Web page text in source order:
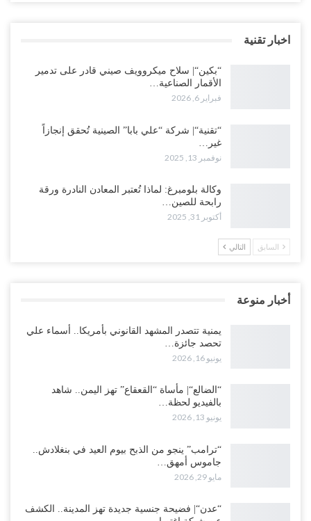
اخبار تقنية
“بكين“| سلاح ميكروويف صيني قادر على تدمير
الأقمار الصناعية…
فبراير 6, 2026
“تقنية“| شركة “علي بابا” الصينية تُحقق إنجازاً
غير…
نوفمبر 13, 2025
وكالة بلومبرغ: لماذا تُعتبر المعادن النادرة ورقة
رابحة للصين…
أكتوبر 31, 2025
السابق التالي
أخبار منوعة
يمنية تتصدر المشهد القانوني بأمريكا.. أسماء علي
تحصد جائزة…
يونيو 16, 2026
“الضالع“| مأساة “القعقاع” تهز اليمن.. شاهد
بالفيديو لحظة…
يونيو 13, 2026
“ترامب” ينجو من الذبح بيوم العيد في بنغلادش..
جاموس أمهق…
مايو 29, 2026
“عدن“| فضيحة جنسية جديدة تهز المدينة.. الكشف